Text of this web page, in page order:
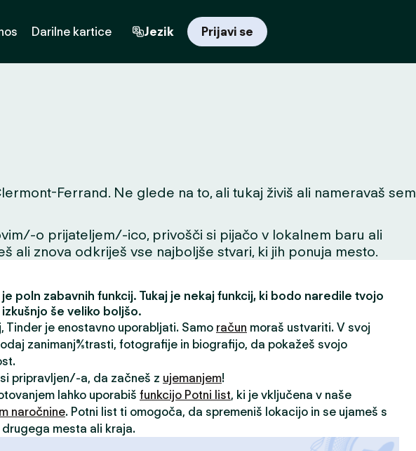
Darilne kartice Jezik Prijavi se
Ferrand. Ne glede na to, ali tukaj živiš ali nameravaš sem
o prijateljem/-ico, privošči si pijačo v lokalnem baru ali
ali znova odkriješ vse najboljše stvari, ki jih ponuja mesto.
poln zabavnih funkcij. Tukaj je nekaj funkcij, ki bodo naredile tvojo
še veliko boljšo.
Tinder je enostavno uporabljati. Samo račun moraš ustvariti. V svoj
zanimanja/strasti, fotografije in biografijo, da pokažeš svojo
si pripravljen/-a, da začneš z ujemanjem!
lahko uporabiš funkcijo Potni list, ki je vključena v naše
naročnine. Potni list ti omogoča, da spremeniš lokacijo in se ujameš s
drugega mesta ali kraja.